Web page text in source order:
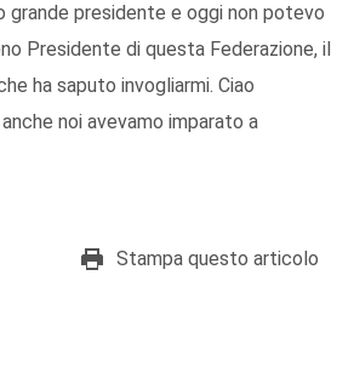
grande presidente e oggi non potevo
Presidente di questa Federazione, il
ha saputo invogliarmi. Ciao
noi avevamo imparato a
Stampa questo articolo